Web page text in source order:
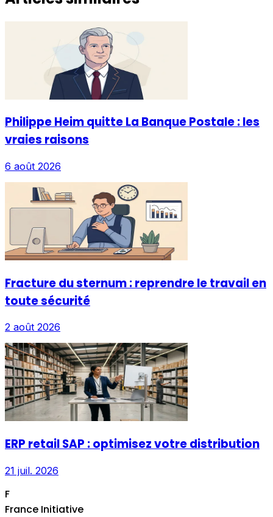
Philippe Heim quitte La Banque Postale : les
vraies raisons
6 août 2026
Fracture du sternum : reprendre le travail en
toute sécurité
2 août 2026
ERP retail SAP : optimisez votre distribution
21 juil. 2026
F
France Initiative